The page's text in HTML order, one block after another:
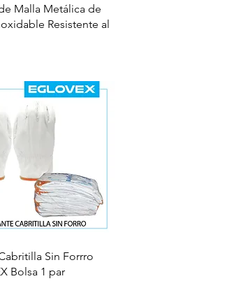
Vista rápida
Malla Metálica de
Resistente al
Vista rápidaSin Forrro
Bolsa 1 par